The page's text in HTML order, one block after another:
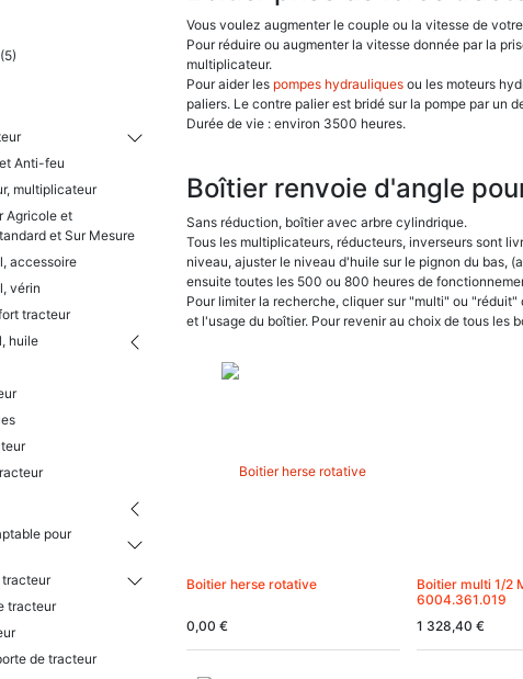
5)
Anti-feu
multiplicateur
Agricole et
et Sur Mesure
accessoire
vérin
tracteur
huile
pour
tracteur
tracteur
de tracteur
Vous voulez augmenter le couple ou la vitesse de votre
Pour réduire ou augmenter la vitesse donnée par la
multiplicateur.
Pour aider les pompes hydrauliques ou les moteurs
paliers. Le contre palier est bridé sur la pompe par
Durée de vie : environ 3500 heures.
Boîtier renvoie d'angle
Sans réduction, boîtier avec arbre cylindrique.
Tous les multiplicateurs, réducteurs, inverseurs sont
niveau, ajuster le niveau d'huile sur le pignon du bas,
ensuite toutes les 500 ou 800 heures de
Pour limiter la recherche, cliquer sur "multi" ou
et l'usage du boîtier. Pour revenir au choix de tous les
Boitier herse rotative
0,00 €
Boitier multi 1/2
6004.361.019
1 328,40 €